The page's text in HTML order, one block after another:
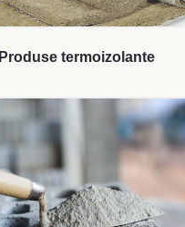
Produse termoizolante